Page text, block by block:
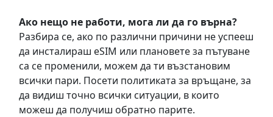
Ако нещо не работи, мога ли да го върна?
Разбира се, ако по различни причини не успееш
да инсталираш eSIM или плановете за пътуване
са се променили, можем да ти възстановим
всички пари. Посети политиката за връщане, за
да видиш точно всички ситуации, в които
можеш да получиш обратно парите.